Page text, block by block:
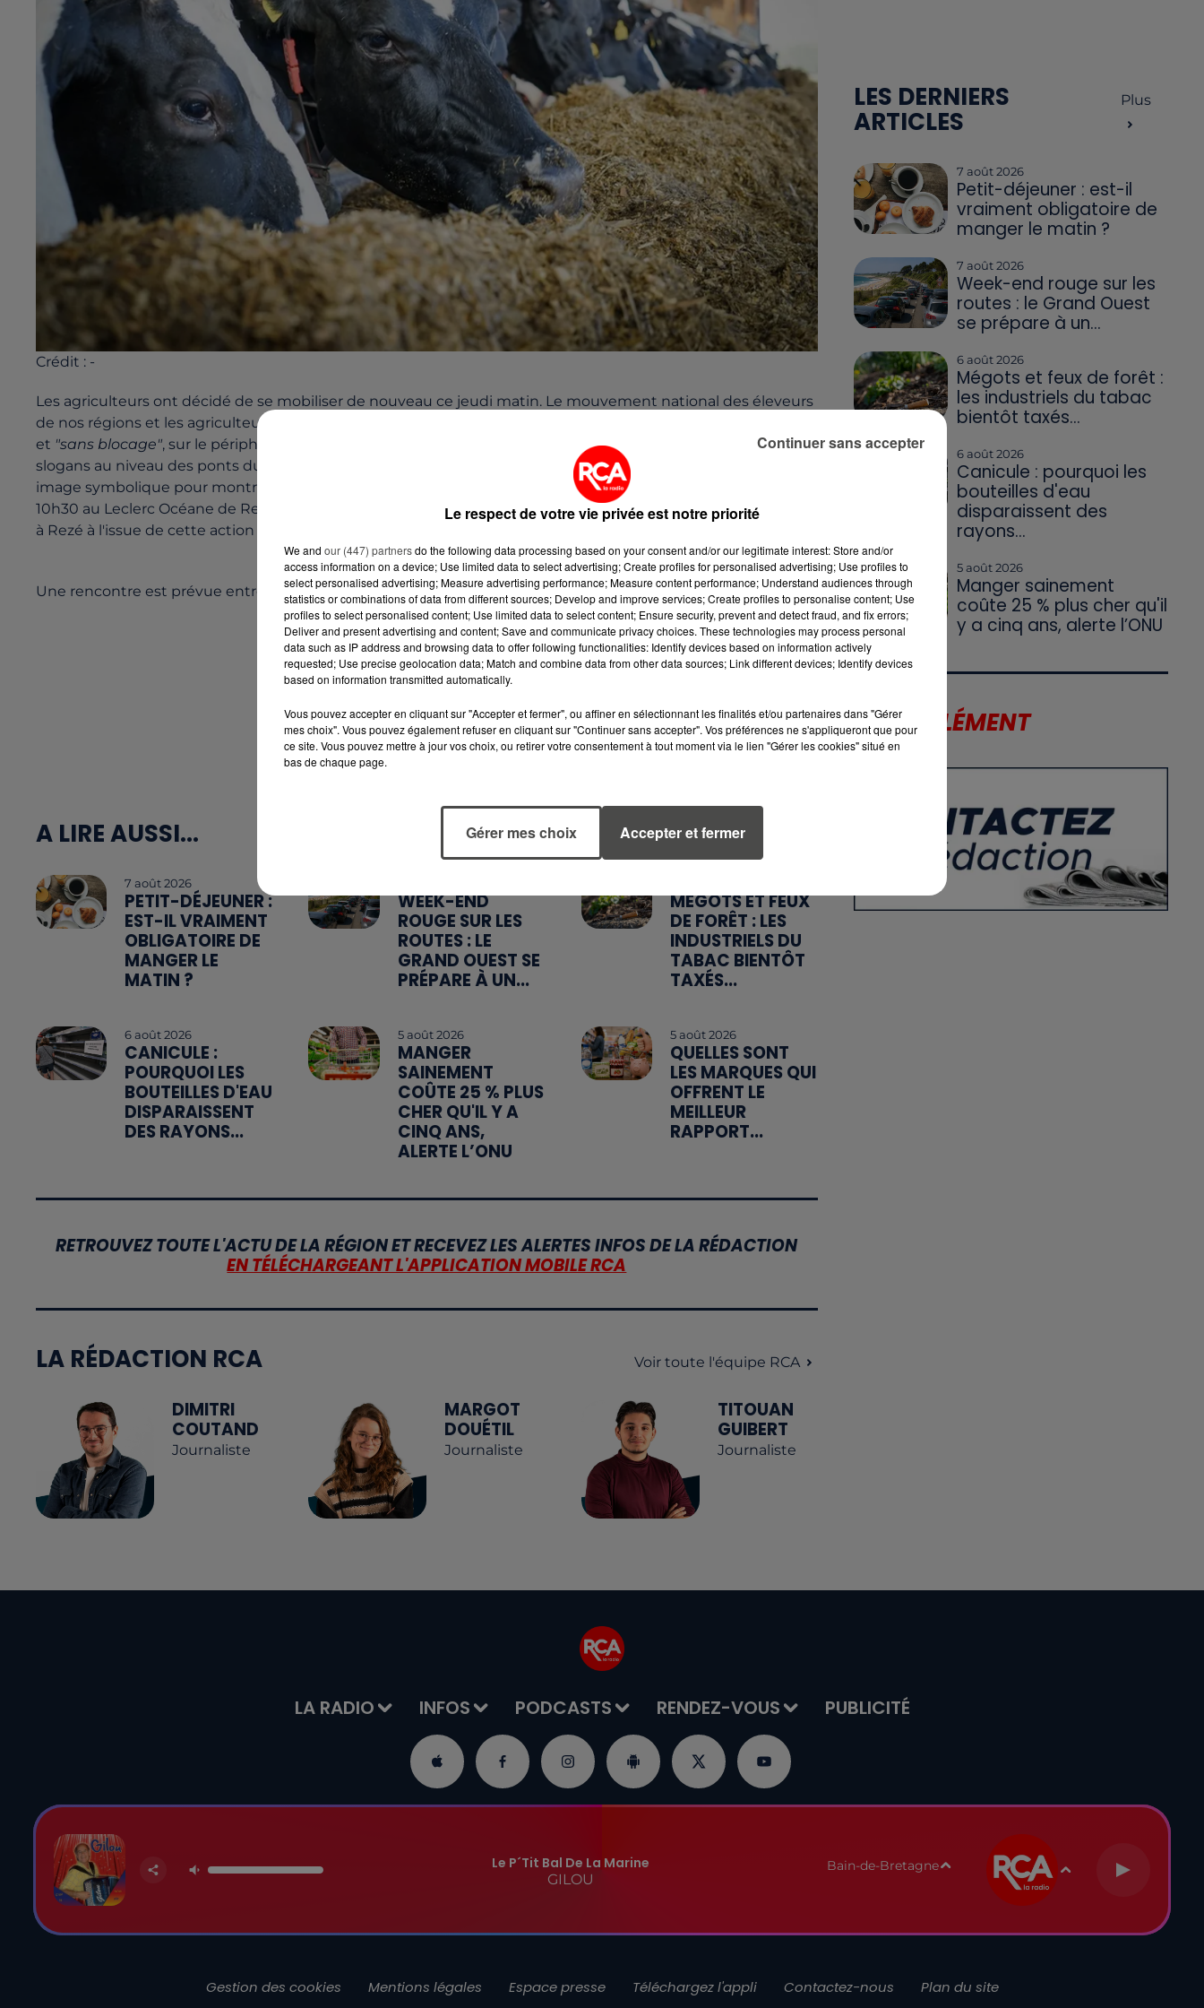
Crédit : -
Les agriculteurs ont décidé de se mobiliser de nouveau ce jeudi matin. Le mouvement national des éleveurs
de nos régions et les agriculteurs du Sud Loire et du Nord de la Vendée organiseront une action
et "sans blocage", sur le périphérique de Nantes ce jeudi. Ils ont prévu de disposer des épouvantails avec des
slogans au niveau des ponts du périphérique. Les mannequins seront
"pendus"aux différents ponts. Une
image symbolique pour montrer que les agriculteurs sont à bout de forces. Le point de départ est fixé à
10h30 au Leclerc Océane de Rezé. Le mouvement s’achèvera vers midi. Les agriculteurs ont prévu de revenir
à Rezé à l'issue de cette action pour faire des grillades sur le parking du Leclerc.
Une rencontre est prévue entre les agriculteurs et le patron du Leclerc Océane.
A LIRE AUSSI...
7 août 2026
PETIT-DÉJEUNER :
EST-IL VRAIMENT
OBLIGATOIRE DE
MANGER LE
MATIN ?
WEEK-END
ROUGE SUR LES
ROUTES : LE
GRAND OUEST SE
PRÉPARE À UN...
MÉGOTS ET FEUX
DE FORÊT : LES
INDUSTRIELS DU
TABAC BIENTÔT
TAXÉS...
6 août 2026
CANICULE :
POURQUOI LES
BOUTEILLES D'EAU
DISPARAISSENT
DES RAYONS...
5 août 2026
MANGER
SAINEMENT
COÛTE 25 % PLUS
CHER QU'IL Y A
CINQ ANS,
ALERTE L’ONU
5 août 2026
QUELLES SONT
LES MARQUES QUI
OFFRENT LE
MEILLEUR
RAPPORT...
RETROUVEZ TOUTE L'ACTU DE LA RÉGION ET RECEVEZ LES ALERTES INFOS DE LA RÉDACTION
EN TÉLÉCHARGEANT L'APPLICATION MOBILE RCA
LA RÉDACTION RCA Voir toute l'équipe RCA
DIMITRI
COUTAND
Journaliste
MARGOT
DOUÉTIL
Journaliste
TITOUAN
GUIBERT
Journaliste
LES DERNIERS
ARTICLES
Plus
7 août 2026
Petit-déjeuner : est-il
vraiment obligatoire de
manger le matin ?
7 août 2026
Week-end rouge sur les
routes : le Grand Ouest
se prépare à un...
6 août 2026
Mégots et feux de forêt :
les industriels du tabac
bientôt taxés...
6 août 2026
Canicule : pourquoi les
bouteilles d'eau
disparaissent des
rayons...
5 août 2026
Manger sainement
coûte 25 % plus cher qu'il
y a cinq ans, alerte l’ONU
LE SUPPLÉMENT
LA RADIO INFOS PODCASTS RENDEZ-VOUS PUBLICITÉ
Le P´tit Bal De La Marine
GILOU
Bain-de-Bretagne
Gestion des cookies Mentions légales Espace presse Téléchargez l'appli Contactez-nous Plan du site
Le respect de votre vie privée est notre priorité
We and our (447) partnersdo the following data processing based on your consent and/or our legitimate interest: Store and/or
access information on a device; Use limited data to select advertising; Create profiles for personalised advertising; Use profiles to
select personalised advertising; Measure advertising performance; Measure content performance; Understand audiences through
statistics or combinations of data from different sources; Develop and improve services; Create profiles to personalise content; Use
profiles to select personalised content; Use limited data to select content; Ensure security, prevent and detect fraud, and fix errors;
Deliver and present advertising and content; Save and communicate privacy choices. These technologies may process personal
data such as IP address and browsing data to offer following functionalities: Identify devices based on information actively
requested; Use precise geolocation data; Match and combine data from other data sources; Link different devices; Identify devices
based on information transmitted automatically.
Vous pouvez accepter en cliquant sur "Accepter et fermer", ou affiner en sélectionnant les finalités et/ou partenaires dans "Gérer
mes choix". Vous pouvez également refuser en cliquant sur "Continuer sans accepter". Vos préférences ne s'appliqueront que pour
ce site. Vous pouvez mettre à jour vos choix, ou retirer votre consentement à tout moment via le lien "Gérer les cookies" situé en
bas de chaque page.
Gérer mes choix Accepter et fermer
Continuer sans accepter